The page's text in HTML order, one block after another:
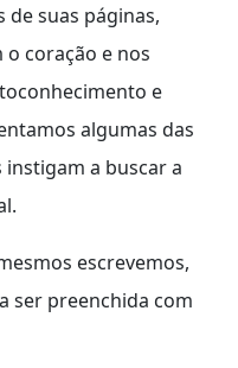
de suas páginas,
coração e nos
e
algumas das
a buscar a
escrevemos,
ser preenchida com